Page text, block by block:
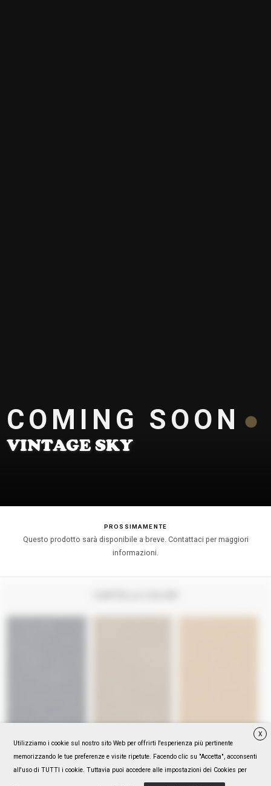
COMING SOON
VINTAGE SKY
PROSSIMAMENTE
Questo prodotto sarà disponibile a breve. Contattaci per maggiori
informazioni.
X
Utilizziamo i cookie sul nostro sito Web per offrirti l'esperienza più pertinente
memorizzando le tue preferenze e visite ripetute. Facendo clic su "Accetta", acconsenti
all'uso di TUTTI i cookie. Tuttavia puoi accedere alle impostazioni dei Cookies per